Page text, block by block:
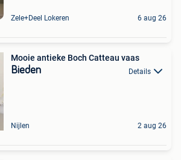
Zele+Deel Lokeren 6 aug 26
Mooie antieke Boch Catteau vaas
Bieden Details
Nijlen 2 aug 26